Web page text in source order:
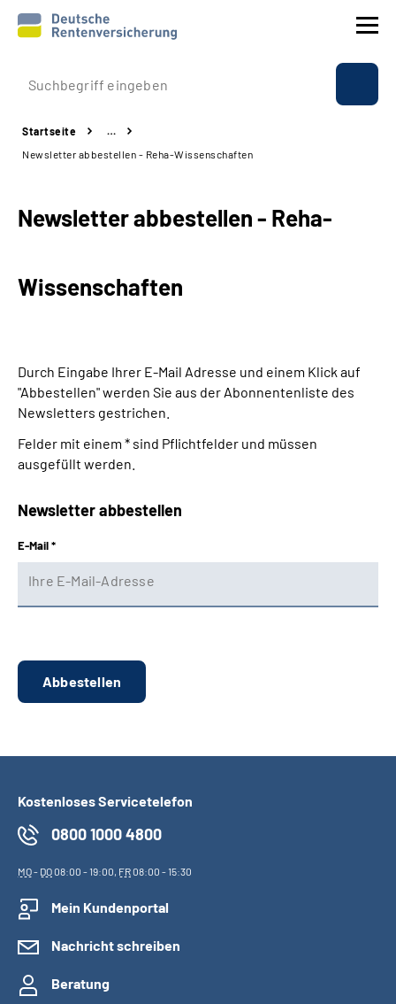
Prävention
Reha
Experten
Online-Services
Suche
Leichte Sprache
Startseite
…
Newsletter abbestellen - Reha-Wissenschaften
Newsletter abbestellen - Reha-
Wissenschaften
Durch Eingabe Ihrer E-Mail Adresse und einem Klick auf
"Abbestellen" werden Sie aus der Abonnentenliste des
Newsletters gestrichen.
Felder mit einem * sind Pflichtfelder und müssen
ausgefüllt werden.
Newsletter abbestellen
E-Mail *
Kostenloses Servicetelefon
0800 1000 4800
MO- DO08:00 - 19:00, FR08:00 - 15:30
Mein Kundenportal
Nachricht schreiben
Beratung